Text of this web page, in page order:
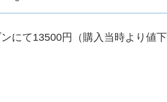
にて13500円（購入当時より値下